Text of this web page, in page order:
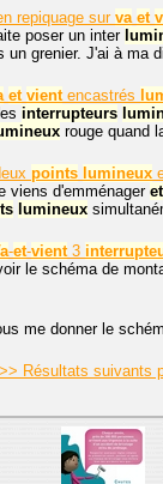
repiquage surva et
poser un inter
un grenier. J'ai à ma
et vient encastrés
interrupteurs
rouge quand
points lumineux
viens d'emménageret
lumineux
-et-vient 3
le schéma de
me donner le
Résultats suivants